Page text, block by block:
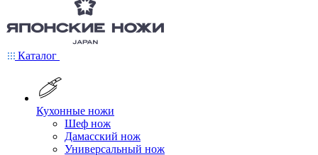
Каталог
Кухонные ножи
Шеф нож
Дамасский нож
Универсальный нож